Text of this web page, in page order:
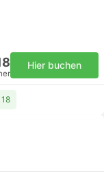
Hier buchen